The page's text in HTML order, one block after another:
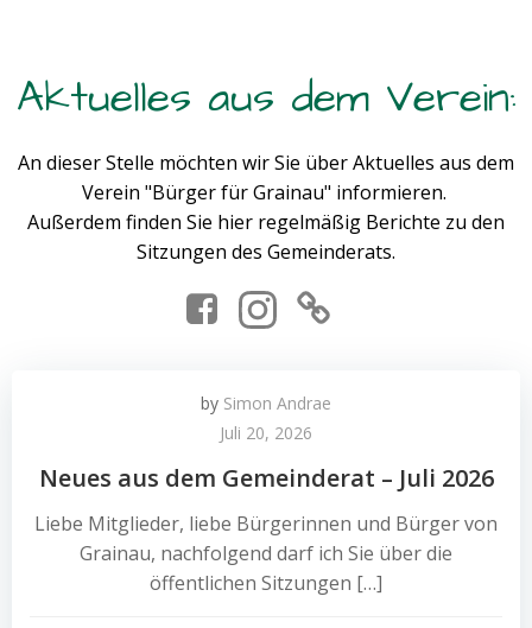
Aktuelles aus dem Verein:
An dieser Stelle möchten wir Sie über Aktuelles aus dem
Verein "Bürger für Grainau" informieren.
Außerdem finden Sie hier regelmäßig Berichte zu den
Sitzungen des Gemeinderats.
by Simon Andrae
Juli 20, 2026
Neues aus dem Gemeinderat – Juli 2026
Liebe Mitglieder, liebe Bürgerinnen und Bürger von
Grainau, nachfolgend darf ich Sie über die
öffentlichen Sitzungen […]